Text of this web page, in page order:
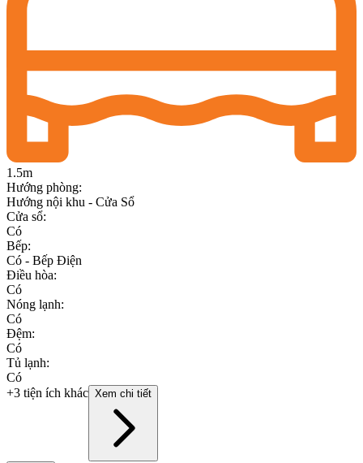
1.5m
Hướng phòng:
Hướng nội khu - Cửa Sổ
Cửa sổ:
Có
Bếp:
Có - Bếp Điện
Điều hòa:
Có
Nóng lạnh:
Có
Đệm:
Có
Tủ lạnh:
Có
+3 tiện ích khác Xem chi tiết